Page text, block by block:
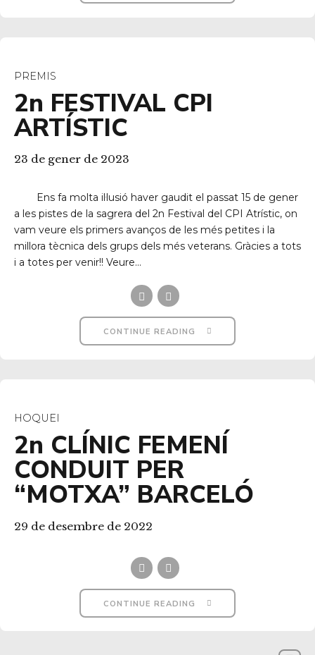
PREMIS
2n FESTIVAL CPI
ARTÍSTIC
23 de gener de 2023
Ens fa molta il·lusió haver gaudit el passat 15 de gener
a les pistes de la sagrera del 2n Festival del CPI Atrístic, on
vam veure els primers avanços de les més petites i la
millora tècnica dels grups dels més veterans. Gràcies a tots
i a totes per venir!! Veure...
CONTINUE READING
HOQUEI
2n CLÍNIC FEMENÍ
CONDUIT PER
“MOTXA” BARCELÓ
29 de desembre de 2022
CONTINUE READING